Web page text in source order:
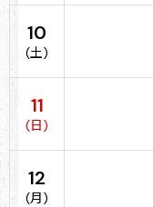
10
(土)
11
(日)
12
(月)